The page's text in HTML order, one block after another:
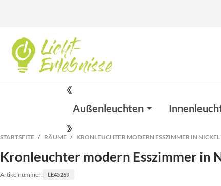
Außenleuchten
STARTSEITE RÄUME KRONLEUCHTER MODERN ESSZIMMER IN NICKEL
Kronleuchter modern Esszimmer in
Artikelnummer: LE45269